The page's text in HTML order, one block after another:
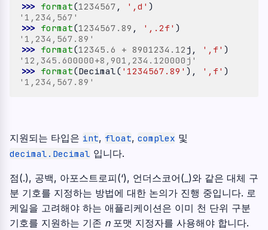
>>> format(1234567 , ',d' )
'1,234,567'
>>> format(1234567.89 , ',.2f' )
'1,234,567.89'
>>> format(12345.6 + 8901234.12 j , ',f' )
'12,345.600000+8,901,234.120000j'
>>> format(Decimal( '1234567.89' ), ',f' )
'1,234,567.89'
지원되는 타입은 int, float, complex 및
decimal.Decimal 입니다.
점(.), 공백, 아포스트로피(‘), 언더스코어(_)와 같은 대체 구
분 기호를 지정하는 방법에 대한 논의가 진행 중입니다. 로
케일을 고려해야 하는 애플리케이션은 이미 천 단위 구분
기호를 지원하는 기존 n포맷 지정자를 사용해야 합니다.